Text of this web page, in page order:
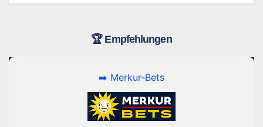
🏆 Empfehlungen
➡️ Merkur-Bets